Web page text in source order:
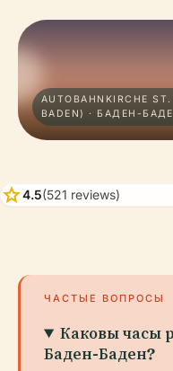
AUTOBAHNKIRCHE
BADEN) · БАДЕН-
star4.5(521 reviews)
ЧАСТЫЕ ВОПРОСЫ
Каковы часы
Баден-Баден?